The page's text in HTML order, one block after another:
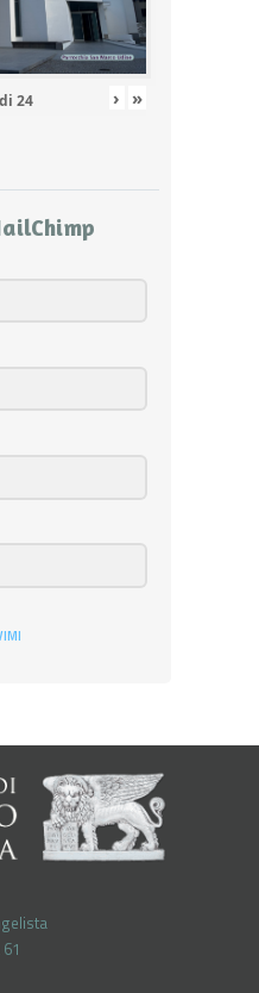
di 24 › »